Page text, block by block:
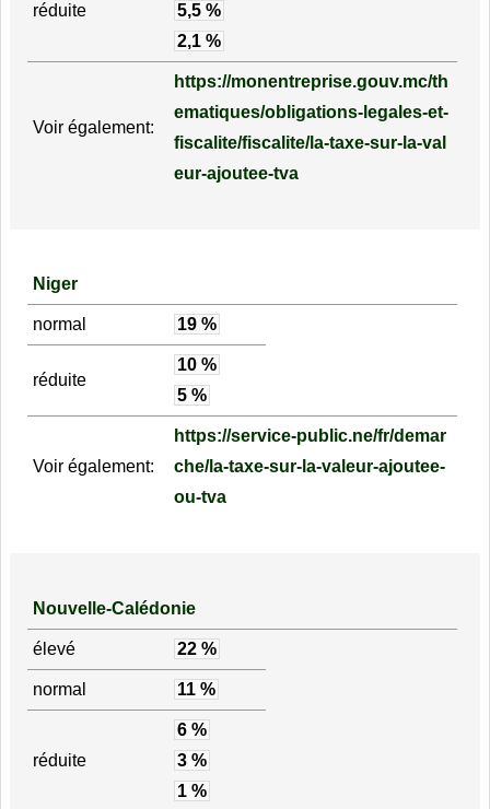
réduite
5,5 %
2,1 %
Voir également:
https://monentreprise.gouv.mc/th
ematiques/obligations-legales-et-
fiscalite/fiscalite/la-taxe-sur-la-val
eur-ajoutee-tva
Niger
normal 19 %
réduite
10 %
5 %
Voir également:
https://service-public.ne/fr/demar
che/la-taxe-sur-la-valeur-ajoutee-
ou-tva
Nouvelle-Calédonie
élevé 22 %
normal 11 %
réduite
6 %
3 %
1 %